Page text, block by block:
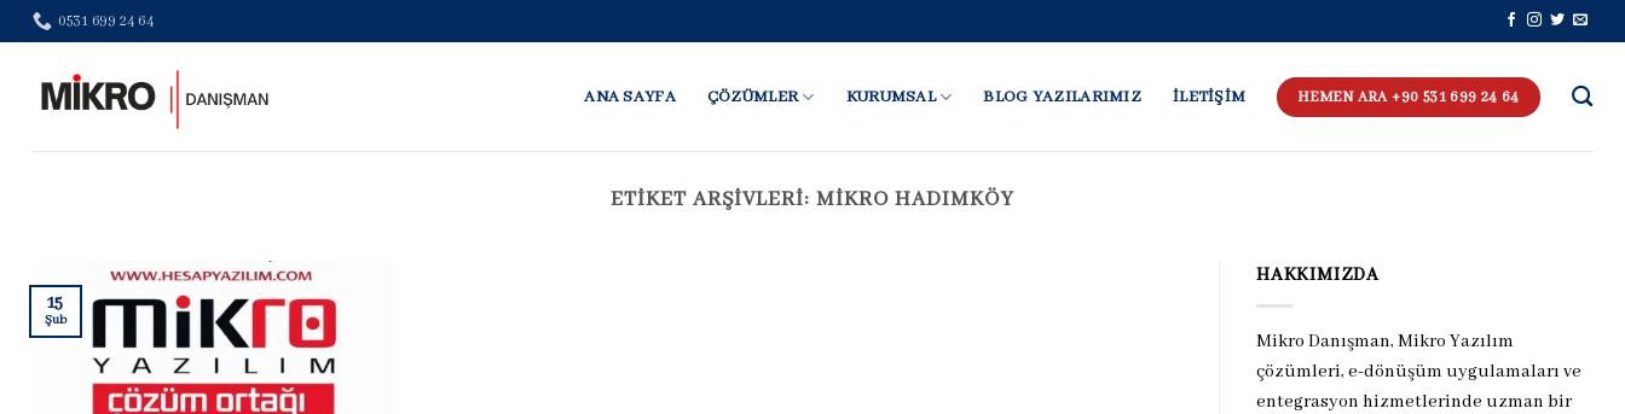
Skip
to
0531 699 24 64
ANA SAYFA ÇÖZÜMLER KURUMSAL BLOG YAZILARIMIZ İLETİŞİM HEMEN ARA +90 531 699 24 64
ETIKET ARŞIVLERI: MIKRO HADIMKÖY
15
Şub
HAKKIMIZDA
Mikro Danışman, Mikro Yazılım
çözümleri, e-dönüşüm uygulamaları ve
entegrasyon hizmetlerinde uzman bir